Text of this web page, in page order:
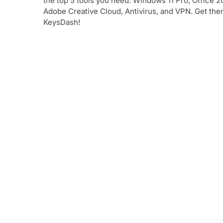
Adobe Creative Cloud, Antivirus, and VPN. Get
KeysDash!